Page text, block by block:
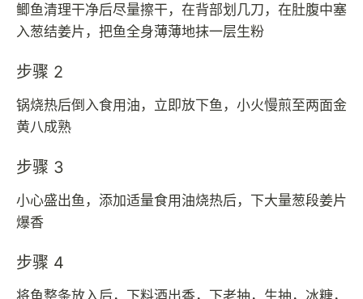
鲫鱼清理干净后尽量擦干，在背部划几刀，在肚腹中塞
入葱结姜片，把鱼全身薄薄地抹一层生粉
步骤 2
锅烧热后倒入食用油，立即放下鱼，小火慢煎至两面金
黄八成熟
步骤 3
小心盛出鱼，添加适量食用油烧热后，下大量葱段姜片
爆香
步骤 4
将鱼整条放入后，下料酒出香，下老抽，生抽，冰糖，